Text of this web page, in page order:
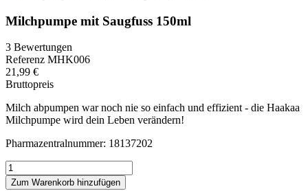
Milchpumpe mit Saugfuss 150ml
3 Bewertungen
Referenz MHK006
21,99 €
Bruttopreis
Milch abpumpen war noch nie so einfach und effizient - die Haakaa
Milchpumpe wird dein Leben verändern!
Pharmazentralnummer: 18137202
Zum Warenkorb hinzufügen